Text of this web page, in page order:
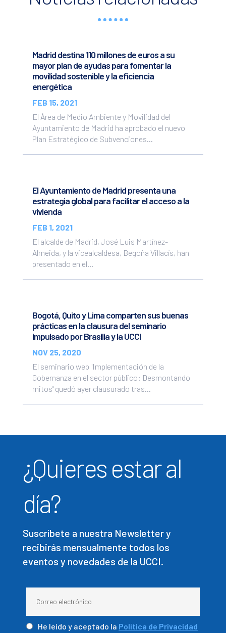
Madrid destina 110 millones de euros a su
mayor plan de ayudas para fomentar la
movilidad sostenible y la eficiencia
energética
FEB 15, 2021
El Área de Medio Ambiente y Movilidad del
Ayuntamiento de Madrid ha aprobado el nuevo
Plan Estratégico de Subvenciones...
El Ayuntamiento de Madrid presenta una
estrategia global para facilitar el acceso a la
vivienda
FEB 1, 2021
El alcalde de Madrid, José Luis Martínez-
Almeida, y la vicealcaldesa, Begoña Villacís, han
presentado en el...
Bogotá, Quito y Lima comparten sus buenas
prácticas en la clausura del seminario
impulsado por Brasilia y la UCCI
NOV 25, 2020
El seminario web "Implementación de la
Gobernanza en el sector público: Desmontando
mitos" quedó ayer clausurado tras...
¿Quieres estar al
día?
Suscríbete a nuestra Newsletter y
recibirás mensualmente todos los
eventos y novedades de la UCCI.
He leído y aceptado la Política de Privacidad